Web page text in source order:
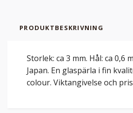
PRODUKTBESKRIVNING
Storlek: ca 3 mm. Hål: ca 0,6
Japan. En glaspärla i fin
colour. Viktangivelse och